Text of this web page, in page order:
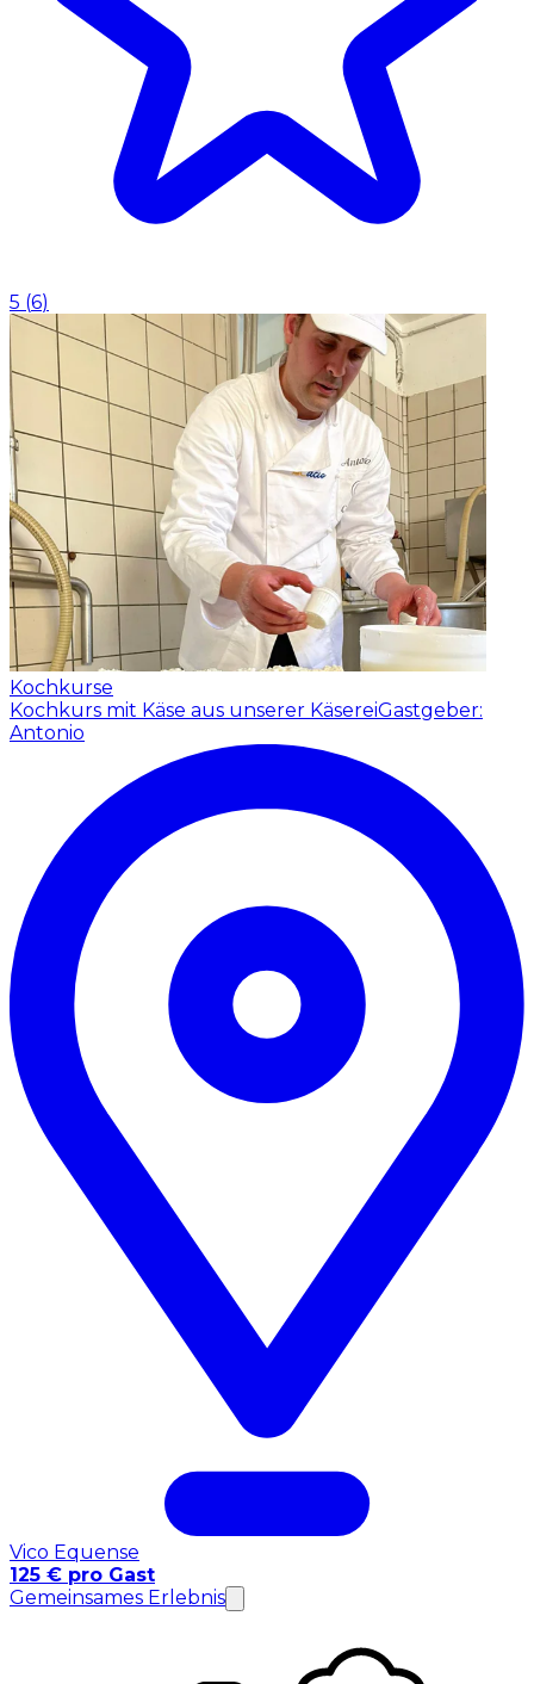
5 (6)
Kochkurse
Kochkurs mit Käse aus unserer KäsereiGastgeber:
Antonio
Vico Equense
125 € pro Gast
Gemeinsames Erlebnis